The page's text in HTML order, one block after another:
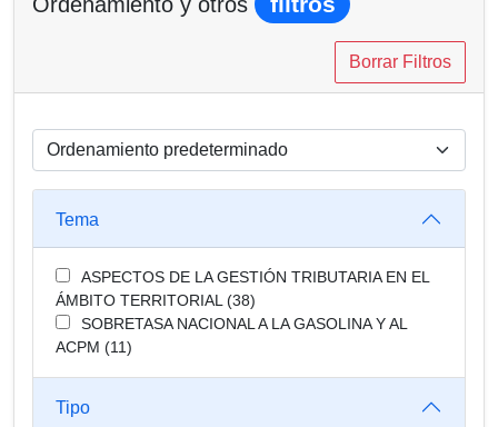
Tema
ASPECTOS DE LA GESTIÓN TRIBUTARIA EN EL
ÁMBITO TERRITORIAL (38)
SOBRETASA NACIONAL A LA GASOLINA Y AL
ACPM (11)
Tipo